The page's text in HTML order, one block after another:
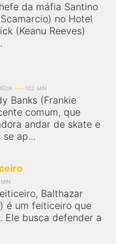
da máfia Santino
no Hotel
(Keanu Reeves)
102 MIN
Banks (Frankie
comum, que
andar de skate e
ap...
Balthazar
é um feiticeiro que
Ele busca defender a